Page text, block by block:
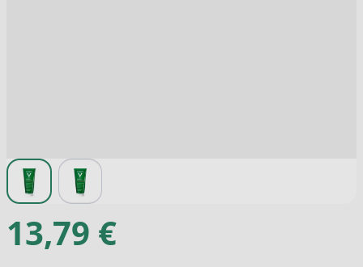
View larger imageView larger image
13,79 €